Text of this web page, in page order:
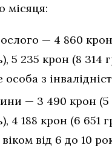
місяця:
— 4 860 крон
5 235 крон (8 314
з
— 3 490 крон (5
4 188 крон (6 651
від 6 до 10